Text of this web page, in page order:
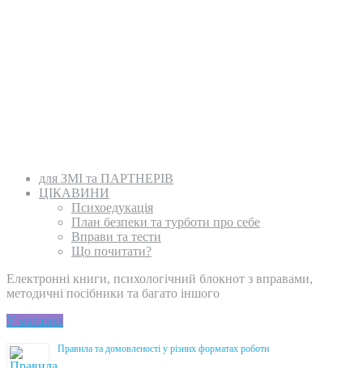
для ЗМІ та ПАРТНЕРІВ
ЦІКАВИНИ
Психоедукація
План безпеки та турботи про себе
Вправи та тести
Що почитати?
Електронні книги, психологічний блокнот з вправами,
методичні посібники та багато іншого
У магазин
Правила та домовленості у різних форматах роботи